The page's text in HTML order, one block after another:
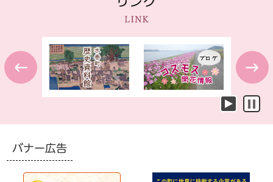
Previous Next
バナー広告